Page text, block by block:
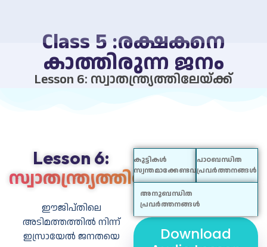
Class 5 :രക്ഷകനെ
കാത്തിരുന്ന ജനം
Lesson 6: സ്വാതന്ത്ര്യത്തിലേയ്ക്ക്
Lesson 6:
സ്വാതന്ത്ര്യത്തിലേയ്ക്ക്
ഈജിപ്തിലെ
അടിമത്തത്തില്‍ നിന്ന്
ഇസ്രായേല്‍ ജനതയെ
കുട്ടികൾ
സ്വന്തമാക്കേണ്ടവ
പാഠബന്ധിത
പ്രവർത്തനങ്ങൾ
അനുബന്ധിത
പ്രവർത്തനങ്ങൾ
ബോധ്യങ്ങള്‍
നമുക്കു
റോള്‍പ്ലേ
Download